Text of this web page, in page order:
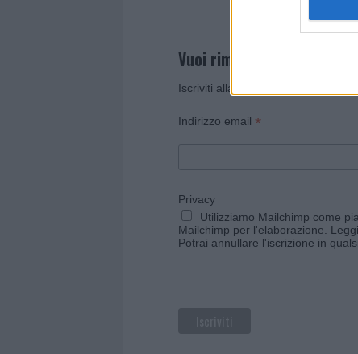
Vuoi rimanere sempre
Iscriviti alla newsletter di Gallura
Indirizzo email *
Privacy
Utilizziamo Mailchimp come
Mailchimp per l'elaborazione.
Potrai annullare l'iscrizione in